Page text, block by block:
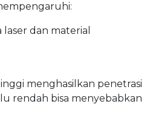
dan material
menghasilkan penetrasi
rendah bisa menyebabkan